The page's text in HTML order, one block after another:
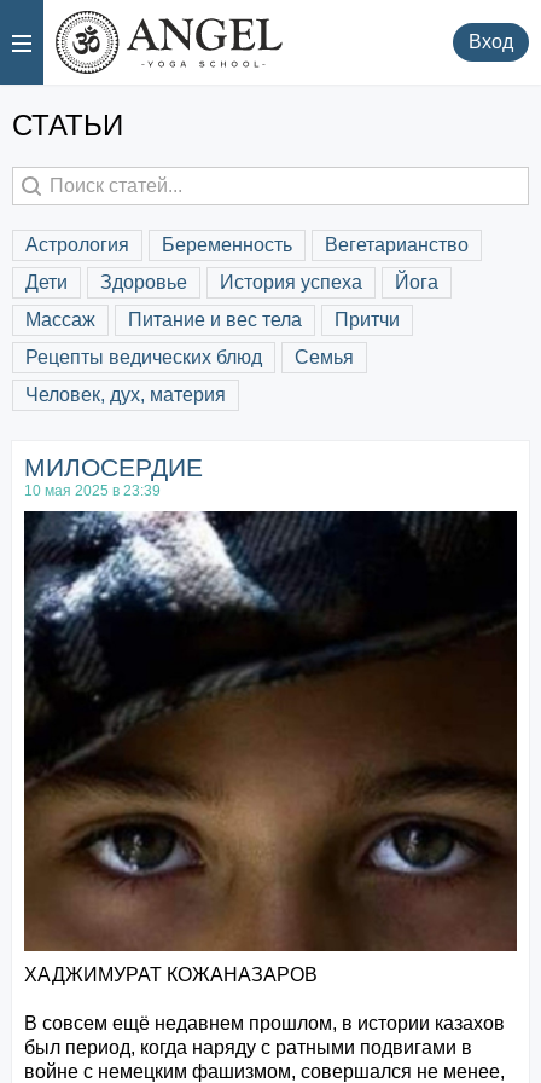
. Вход
СТАТЬИ
астрология беременность
вегетарианство
дети
здоровье история успеха
йога
массаж
питание и вес тела
притчи
рецепты ведических блюд
семья
человек, дух, материя
МИЛОСЕРДИЕ
10 мая 2025 в 23:39
ХАДЖИМУРАТ КОЖАНАЗАРОВ
В совсем ещё недавнем прошлом, в истории казахов
был период, когда наряду с ратными подвигами в
войне с немецким фашизмом, совершался не менее,